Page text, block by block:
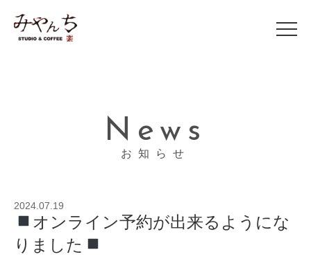
News
お知らせ
2024.07.19
オンライン予約が出来るようにな
りました